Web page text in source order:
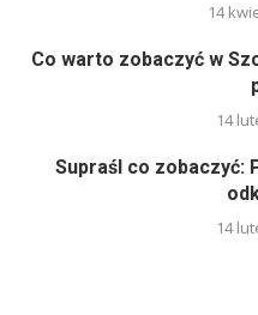
14
Co warto zobaczyć w
14
Supraśl co zobaczyć:
14